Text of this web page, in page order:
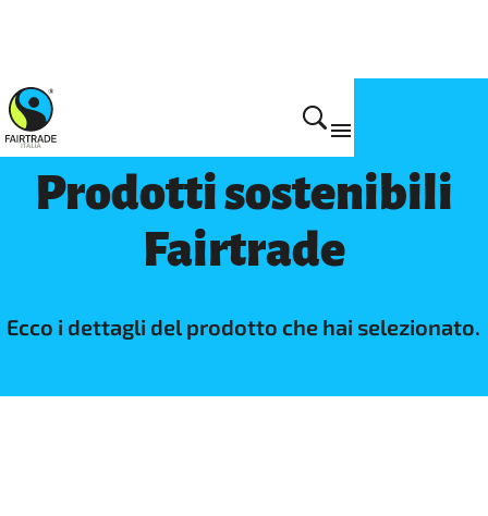
Prodotti
Prodotti sostenibili
Fairtrade
Ecco i dettagli del prodotto che hai selezionato.